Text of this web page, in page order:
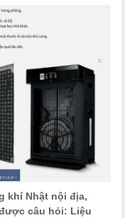
khí Nhật nội địa,
câu hỏi: Liệu